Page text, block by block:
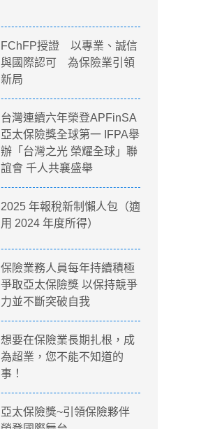
FChFP授證 以專業、誠信
與國際認可 為保險業引領
新局
台灣連續六年榮登APFinSA
亞太保險獎全球第一 IFPA舉
辦「台灣之光 榮耀全球」聯
誼會 千人共襄盛舉
2025 年報稅新制懶人包（適
用 2024 年度所得）
保險業務人員每年持續積極
爭取亞太保險獎 以保持競爭
力並不斷突破自我
想要在保險業長期扎根，成
為超業，您不能不知道的
事！
亞太保險獎~引領保險夥伴